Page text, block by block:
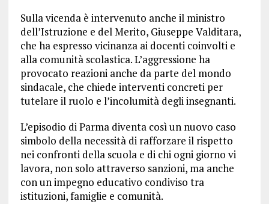
Sulla vicenda è intervenuto anche il ministro
dell’Istruzione e del Merito, Giuseppe Valditara,
che ha espresso vicinanza ai docenti coinvolti e
alla comunità scolastica. L’aggressione ha
provocato reazioni anche da parte del mondo
sindacale, che chiede interventi concreti per
tutelare il ruolo e l’incolumità degli insegnanti.
L’episodio di Parma diventa così un nuovo caso
simbolo della necessità di rafforzare il rispetto
nei confronti della scuola e di chi ogni giorno vi
lavora, non solo attraverso sanzioni, ma anche
con un impegno educativo condiviso tra
istituzioni, famiglie e comunità.